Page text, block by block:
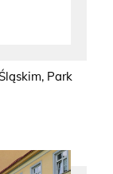
Park